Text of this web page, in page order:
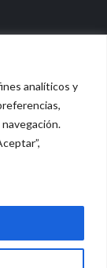
analíticos y